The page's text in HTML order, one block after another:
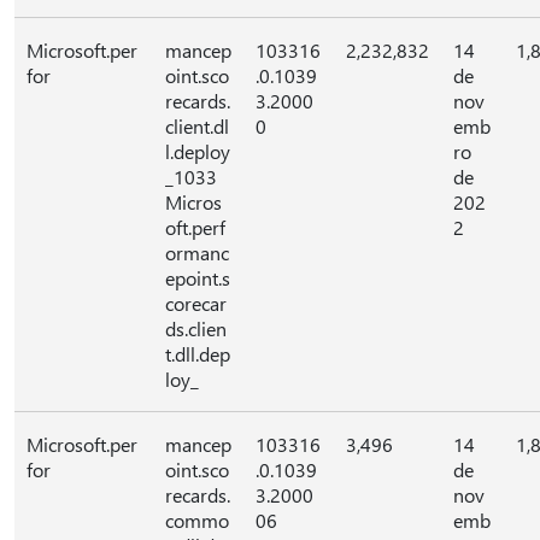
Microsoft.per
for
mancep
oint.sco
recards.
client.dl
l.deploy
_1033
Micros
oft.perf
ormanc
epoint.s
corecar
ds.clien
t.dll.dep
loy_
103316
.0.1039
3.2000
0
2,232,832
14
de
nov
emb
ro
de
202
2
Microsoft.per
for
mancep
oint.sco
recards.
commo
103316
.0.1039
3.2000
06
3,496
14
de
nov
emb